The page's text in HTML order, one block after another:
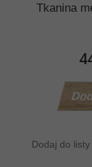
Tkanina
Dodaj do